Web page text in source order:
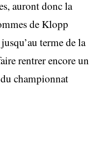
auront donc la
de Klopp
terme de la
rentrer encore un
championnat